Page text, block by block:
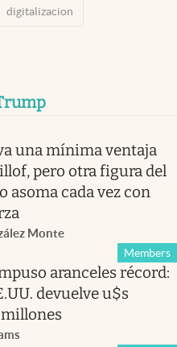
digitalizacion
una mínima ventaja
pero otra figura del
asoma cada vez con
Monte
Members
aranceles récord:
devuelve u$s